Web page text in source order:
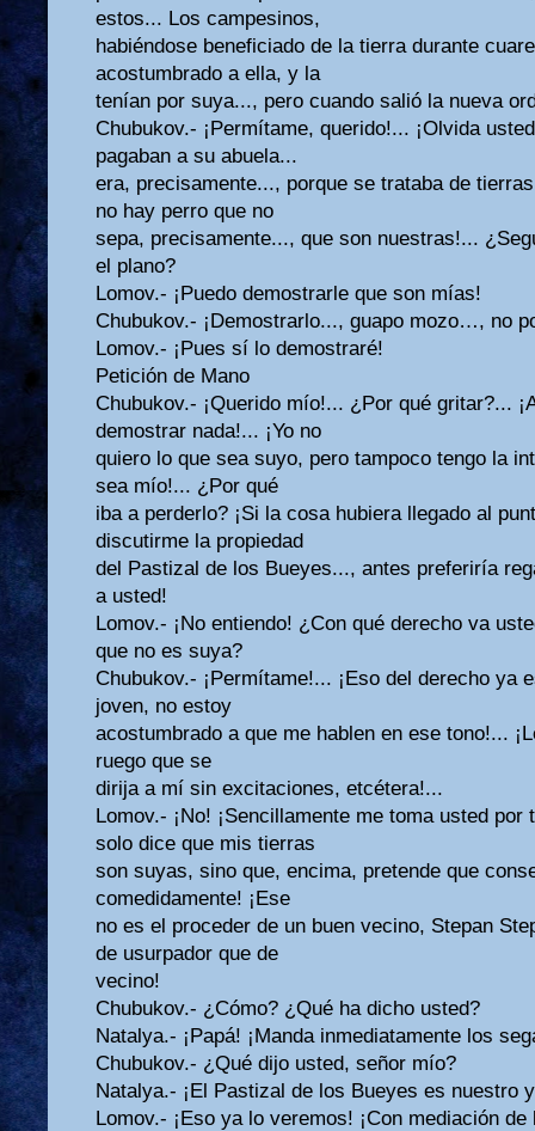
estos... Los campesinos,
habiéndose beneficiado de la tierra durante
acostumbrado a ella, y la
tenían por suya..., pero cuando salió la nueva
Chubukov.- ¡Permítame, querido!... ¡Olvida
pagaban a su abuela...
era, precisamente..., porque se trataba de
no hay perro que no
sepa, precisamente..., que son nuestras!...
el plano?
Lomov.- ¡Puedo demostrarle que son mías!
Chubukov.- ¡Demostrarlo..., guapo mozo…, no
Lomov.- ¡Pues sí lo demostraré!
Petición de Mano
Chubukov.- ¡Querido mío!... ¿Por qué gritar?...
demostrar nada!... ¡Yo no
quiero lo que sea suyo, pero tampoco tengo la
sea mío!... ¿Por qué
iba a perderlo? ¡Si la cosa hubiera llegado al
discutirme la propiedad
del Pastizal de los Bueyes..., antes preferiría
a usted!
Lomov.- ¡No entiendo! ¿Con qué derecho va
que no es suya?
Chubukov.- ¡Permítame!... ¡Eso del derecho ya
joven, no estoy
acostumbrado a que me hablen en ese tono!...
ruego que se
dirija a mí sin excitaciones, etcétera!...
Lomov.- ¡No! ¡Sencillamente me toma usted
solo dice que mis tierras
son suyas, sino que, encima, pretende que
comedidamente! ¡Ese
no es el proceder de un buen vecino, Stepan
de usurpador que de
vecino!
Chubukov.- ¿Cómo? ¿Qué ha dicho usted?
Natalya.- ¡Papá! ¡Manda inmediatamente los
Chubukov.- ¿Qué dijo usted, señor mío?
Natalya.- ¡El Pastizal de los Bueyes es nuestro
Lomov.- ¡Eso ya lo veremos! ¡Con mediación